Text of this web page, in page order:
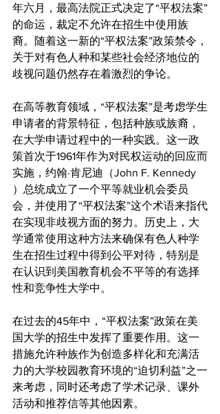
年六月，最高法院正式决定了“平权法案”
的命运，裁定不允许在招生中使用族
裔。随着这一新的“平权法案”政策禁令，
关于对有色人种和某些社会经济地位的
歧视问题仍然存在着激烈的争论。
在高等教育领域，“平权法案”是考虑学生
申请者的背景特征，包括种族或族裔，
在大学申请过程中的一种实践。这一政
策首次于1961年作为对民权运动的回应而
实施，约翰·肯尼迪（John F. Kennedy
）总统成立了一个平等就业机会委员
会，并使用了“平权法案”这个术语来指代
在实现非歧视方面的努力。历史上，大
学通常使用这种方法来确保有色人种学
生在招生过程中得到公平对待，特别是
在认识到美国教育机会不平等的有选择
性和竞争性大学中。
在过去的45年中，“平权法案”政策在美
国大学的招生中发挥了重要作用。这一
措施允许种族作为创造多样化和充满活
力的大学校园教育环境的“迫切利益”之一
来考虑，同时还考虑了学术记录、课外
活动和推荐信等其他因素。